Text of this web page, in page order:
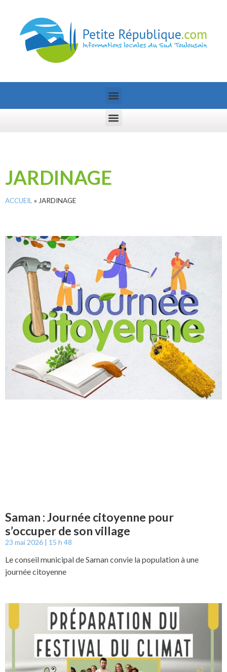
JARDINAGE
ACCUEIL » JARDINAGE
Saman : Journée citoyenne pour
s’occuper de son village
23 mai 2026 15 h 48
Le conseil municipal de Saman convie la population à une
journée citoyenne